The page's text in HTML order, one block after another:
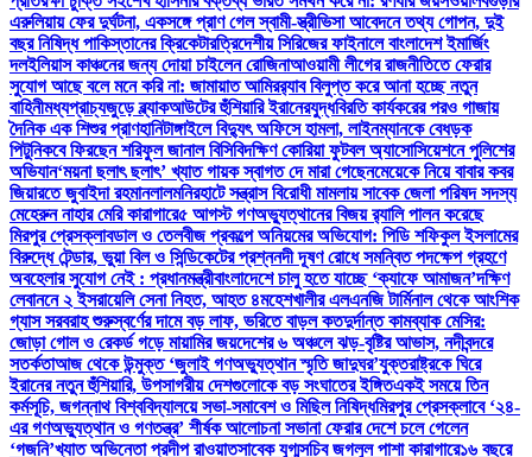
এরুলিয়ায় ফের দুর্ঘটনা, একসঙ্গে প্রাণ গেল স্বামী-স্ত্রীভিসা আবেদনে তথ্য গোপন, দুই
বছর নিষিদ্ধ পাকিস্তানের ক্রিকেটারত্রিদেশীয় সিরিজের ফাইনালে বাংলাদেশ ইমার্জিং
দলইলিয়াস কাঞ্চনের জন্য দোয়া চাইলেন রোজিনাআওয়ামী লীগের রাজনীতিতে ফেরার
সুযোগ আছে বলে মনে করি না: জামায়াত আমিরর‍্যাব বিলুপ্ত করে আনা হচ্ছে নতুন
বাহিনীমধ্যপ্রাচ্যজুড়ে ব্ল্যাকআউটের হুঁশিয়ারি ইরানেরযুদ্ধবিরতি কার্যকরের পরও গাজায়
দৈনিক এক শিশুর প্রাণহানিটাঙ্গাইলে বিদ্যুৎ অফিসে হামলা, লাইনম্যানকে বেধড়ক
পিটুনিকবে ফিরছেন শরিফুল জানাল বিসিবিদক্ষিণ কোরিয়া ফুটবল অ্যাসোসিয়েশনে পুলিশের
অভিযান‘ময়না ছলাৎ ছলাৎ’ খ্যাত গায়ক স্বাগত দে মারা গেছেনমেয়েকে নিয়ে বাবার কবর
জিয়ারতে জুবাইদা রহমানলালমনিরহাটে সন্ত্রাস বিরোধী মামলায় সাবেক জেলা পরিষদ সদস্য
মেহেরুন নাহার মেরি কারাগারে৫ আগস্ট গণঅভ্যুত্থানের বিজয় র‍্যালি পালন করেছে
মিরপুর প্রেসক্লাবডাল ও তেলবীজ প্রকল্পে অনিয়মের অভিযোগ: পিডি শফিকুল ইসলামের
বিরুদ্ধে টেন্ডার, ভুয়া বিল ও সিন্ডিকেটের প্রশ্ননদী দূষণ রোধে সমন্বিত পদক্ষেপ গ্রহণে
অবহেলার সুযোগ নেই : প্রধানমন্ত্রীবাংলাদেশে চালু হতে যাচ্ছে ‘ক্যাফে আমাজন’দক্ষিণ
লেবাননে ২ ইসরায়েলি সেনা নিহত, আহত ৪মহেশখালীর এলএনজি টার্মিনাল থেকে আংশিক
গ্যাস সরবরাহ শুরুস্বর্ণের দামে বড় লাফ, ভরিতে বাড়ল কতদুর্দান্ত কামব্যাক মেসির:
জোড়া গোল ও রেকর্ড গড়ে মায়ামির জয়দেশের ৬ অঞ্চলে ঝড়-বৃষ্টির আভাস, নদীবন্দরে
সতর্কতাআজ থেকে উন্মুক্ত ‘জুলাই গণঅভ্যুত্থান স্মৃতি জাদুঘর’যুক্তরাষ্ট্রকে ঘিরে
ইরানের নতুন হুঁশিয়ারি, উপসাগরীয় দেশগুলোকে বড় সংঘাতের ইঙ্গিতএকই সময়ে তিন
কর্মসূচি, জগন্নাথ বিশ্ববিদ্যালয়ে সভা-সমাবেশ ও মিছিল নিষিদ্ধমিরপুর প্রেসক্লাবে ‘২৪-
এর গণঅভ্যুত্থান ও গণতন্ত্র’ শীর্ষক আলোচনা সভানা ফেরার দেশে চলে গেলেন
‘গজনি’খ্যাত অভিনেতা প্রদীপ রাওয়াতসাবেক যুগ্মসচিব জগলুল পাশা কারাগারে১৬ বছরে